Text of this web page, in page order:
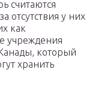
считаются
отсутствия у них
как
учреждения
который
хранить